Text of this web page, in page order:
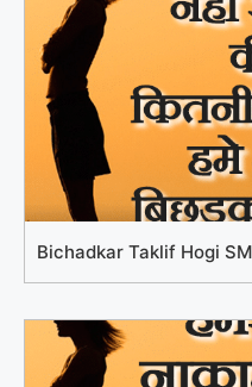
Bichadkar Taklif Hogi